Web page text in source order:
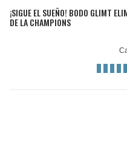
¡SIGUE EL SUEÑO! BODO GLIMT
DE LA CHAMPIONS